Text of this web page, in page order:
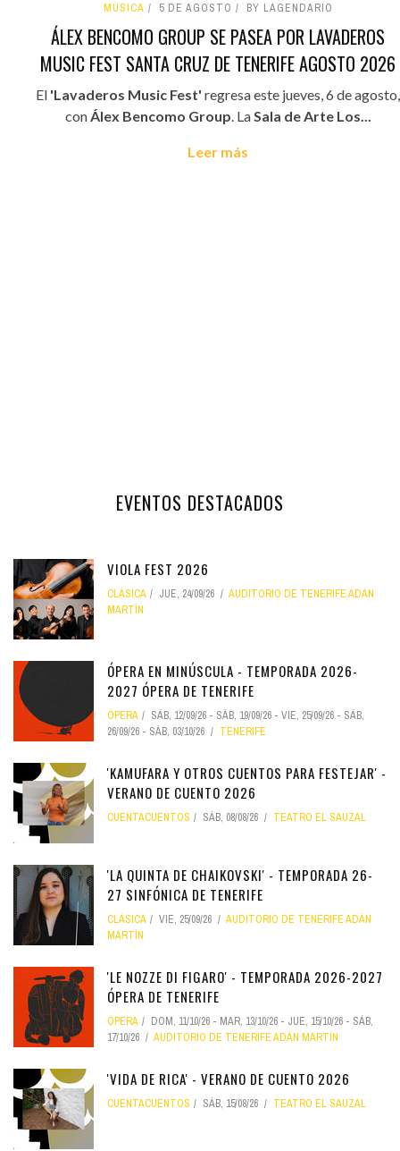
MÚSICA 5 DE AGOSTO BY LAGENDARIO
ÁLEX BENCOMO GROUP SE PASEA POR LAVADEROS
MUSIC FEST SANTA CRUZ DE TENERIFE AGOSTO 2026
El 'Lavaderos Music Fest' regresa este jueves, 6 de agosto,
conÁlex Bencomo Group. LaSala de Arte Los...
Leer más
EVENTOS DESTACADOS
VIOLA FEST 2026
CLÁSICA JUE, 24/09/26
AUDITORIO DE TENERIFE ADÁN
MARTÍN
ÓPERA EN MINÚSCULA - TEMPORADA 2026-
2027 ÓPERA DE TENERIFE
ÓPERA SÁB, 12/09/26 - SÁB, 19/09/26 - VIE, 25/09/26 - SÁB,
26/09/26 - SÁB, 03/10/26 TENERIFE
'KAMUFARA Y OTROS CUENTOS PARA FESTEJAR' -
VERANO DE CUENTO 2026
CUENTACUENTOS SÁB, 08/08/26 TEATRO EL SAUZAL
'LA QUINTA DE CHAIKOVSKI' - TEMPORADA 26-
27 SINFÓNICA DE TENERIFE
CLÁSICA VIE, 25/09/26
AUDITORIO DE TENERIFE ADÁN
MARTÍN
'LE NOZZE DI FIGARO' - TEMPORADA 2026-2027
ÓPERA DE TENERIFE
ÓPERA DOM, 11/10/26 - MAR, 13/10/26 - JUE, 15/10/26 - SÁB,
17/10/26
AUDITORIO DE TENERIFE ADÁN MARTÍN
'VIDA DE RICA' - VERANO DE CUENTO 2026
CUENTACUENTOS SÁB, 15/08/26 TEATRO EL SAUZAL